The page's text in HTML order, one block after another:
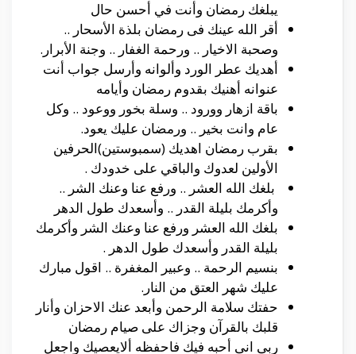
يبلغك رمضان وأنت في أحسن حال
أقر الله عينك فى رمضان بلذة الأسحار ..
وصحبة الاخيار .. ورحمة الغفار .. وجنة الأبرار.
أهديك عطر الورد وألوانه وأرسل جواب أنت
عنوانه أهنيك بقدوم رمضان وأيامه
باقة ازهار وورود .. وسلة بخور ووعود .. وكل
عام وانت بخير .. ورمضان عليك يعود.
بقرب رمضان اهديك (سمبوستين)الحرفين
الأولين لعدوك والباقي على خدودك .
بلغك الله العشر .. ورفع عنا وعنك الشر ..
وأكرمك بليلة القدر .. وأسعدك طول الدهر
بلغك الله العشر ورفع عنا وعنك الشر وأكرمك
بليلة القدر وأسعدك طول الدهر .
بنسيم الرحمة .. وعبير المغفرة .. اقول مبارك
عليك شهر العتق من النار.
حفتك سلامة الرحمن وأبعد عنك الاحزان وأنار
قلبك بالقرآن وجزاك على صيام رمضان
ربى انى أحبه فيك فاحفظه ألايعصيك واجعل